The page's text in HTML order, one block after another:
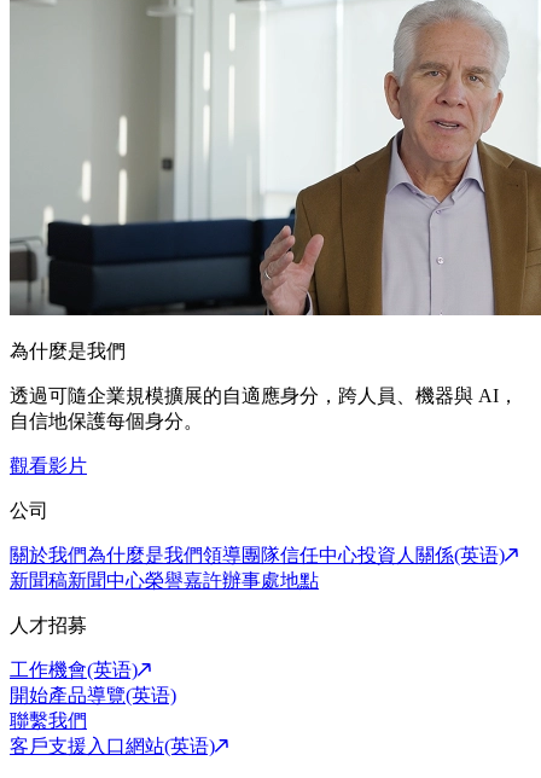
為什麼是我們
透過可隨企業規模擴展的自適應身分，跨人員、機器與 AI，
自信地保護每個身分。
觀看影片
公司
關於我們為什麼是我們領導團隊信任中心投資人關係(英语)
新聞稿新聞中心榮譽嘉許辦事處地點
人才招募
工作機會(英语)
開始產品導覽(英语)
聯繫我們
客戶支援入口網站(英语)